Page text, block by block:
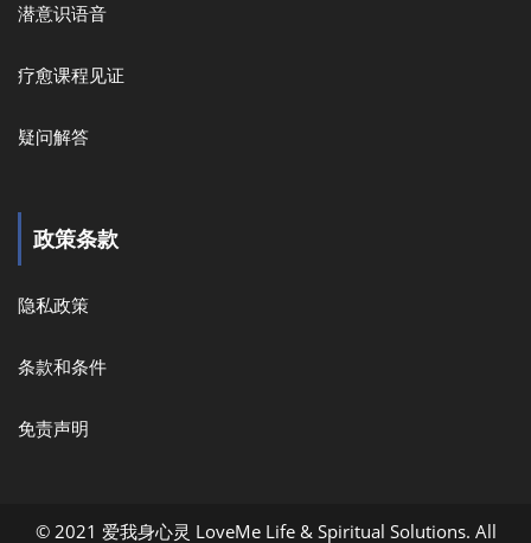
潜意识语音
疗愈课程见证
疑问解答
政策条款
隐私政策
条款和条件
免责声明
© 2021 爱我身心灵 LoveMe Life & Spiritual Solutions. All